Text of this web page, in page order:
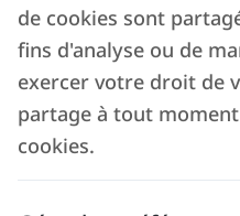
de cookies sont
fins d'analyse ou de
exercer votre droit de
partage à tout
cookies.